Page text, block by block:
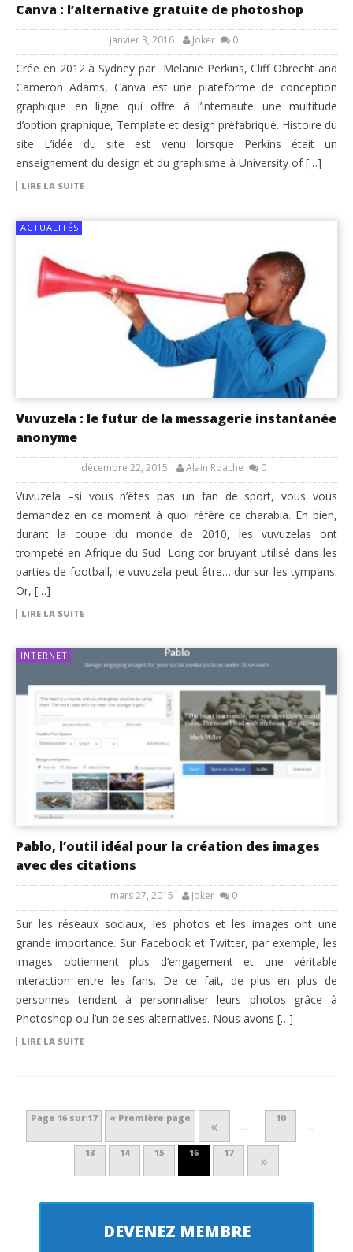
Canva : l’alternative gratuite de photoshop
janvier 3, 2016 Joker 0
Crée en 2012 à Sydney par Melanie Perkins, Cliff Obrecht and
Cameron Adams, Canva est une plateforme de conception
graphique en ligne qui offre à l’internaute une multitude
d’option graphique, Template et design préfabriqué. Histoire du
site L’idée du site est venu lorsque Perkins était un
enseignement du design et du graphisme à University of […]
LIRE LA SUITE
ACTUALITÉS
Vuvuzela : le futur de la messagerie instantanée
anonyme
décembre 22, 2015 Alain Roache 0
Vuvuzela –si vous n’êtes pas un fan de sport, vous vous
demandez en ce moment à quoi réfère ce charabia. Eh bien,
durant la coupe du monde de 2010, les vuvuzelas ont
trompeté en Afrique du Sud. Long cor bruyant utilisé dans les
parties de football, le vuvuzela peut être… dur sur les tympans.
Or, […]
LIRE LA SUITE
INTERNET
Pablo, l’outil idéal pour la création des images
avec des citations
mars 27, 2015 Joker 0
Sur les réseaux sociaux, les photos et les images ont une
grande importance. Sur Facebook et Twitter, par exemple, les
images obtiennent plus d’engagement et une véritable
interaction entre les fans. De ce fait, de plus en plus de
personnes tendent à personnaliser leurs photos grâce à
Photoshop ou l’un de ses alternatives. Nous avons […]
LIRE LA SUITE
Page 16 sur 17 « Première page « …
10
…
13 14 15 16 17 »
DEVENEZ MEMBRE